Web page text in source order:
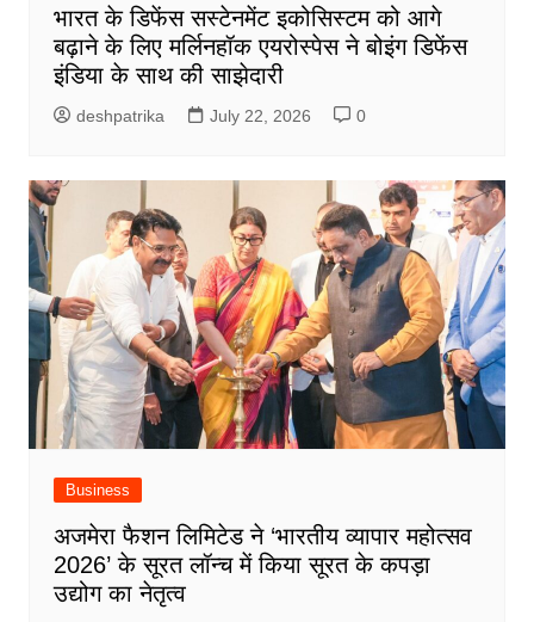
भारत के डिफेंस सस्टेनमेंट इकोसिस्टम को आगे
बढ़ाने के लिए मर्लिनहॉक एयरोस्पेस ने बोइंग डिफेंस
इंडिया के साथ की साझेदारी
deshpatrika July 22, 2026 0
Business
अजमेरा फैशन लिमिटेड ने ‘भारतीय व्यापार महोत्सव
2026’ के सूरत लॉन्च में किया सूरत के कपड़ा
उद्योग का नेतृत्व